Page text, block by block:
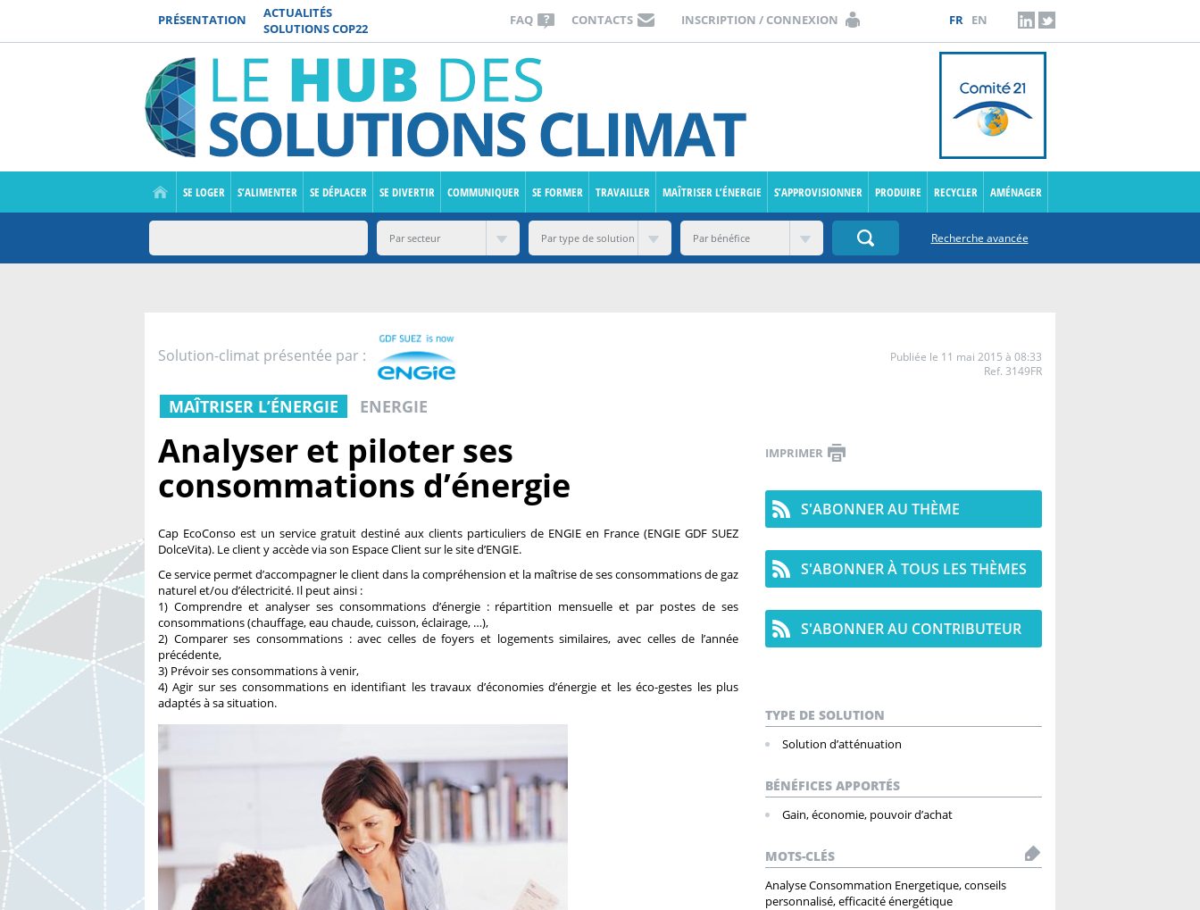
PRÉSENTATION
ACTUALITÉS
SOLUTIONS COP22
CONTACTS
FAQ INSCRIPTION / CONNEXION FR EN LINKEDIN
SE LOGER S’ALIMENTER SE DÉPLACER SE DIVERTIR COMMUNIQUER SE FORMER TRAVAILLER MAÎTRISER L’ÉNERGIE S’APPROVISIONNER PRODUIRE RECYCLER AMÉNAGER
Recherche avancée
Solution-climat présentée par :
Publiée le 11 mai 2015 à 08:33
Ref. 3149FR
MAÎTRISER L’ÉNERGIE ENERGIE
Analyser et piloter ses
consommations d’énergie
Cap EcoConso est un service gratuit destiné aux clients particuliers de ENGIE en France (ENGIE GDF SUEZ
DolceVita). Le client y accède via son Espace Client sur le site d’ENGIE.
Ce service permet d’accompagner le client dans la compréhension et la maîtrise de ses consommations de gaz
naturel et/ou d’électricité. Il peut ainsi :
1) Comprendre et analyser ses consommations d’énergie : répartition mensuelle et par postes de ses
consommations (chauffage, eau chaude, cuisson, éclairage, …),
2) Comparer ses consommations : avec celles de foyers et logements similaires, avec celles de l’année
précédente,
3) Prévoir ses consommations à venir,
4) Agir sur ses consommations en identifiant les travaux d’économies d’énergie et les éco-gestes les plus
adaptés à sa situation.
IMPRIMER
S'ABONNER AU THÈME
S'ABONNER À TOUS LES THÈMES
S'ABONNER AU CONTRIBUTEUR
TYPE DE SOLUTION
Solution d’atténuation
BÉNÉFICES APPORTÉS
Gain, économie, pouvoir d’achat
MOTS-CLÉS
Analyse Consommation Energetique, conseils
personnalisé, efficacité énergétique